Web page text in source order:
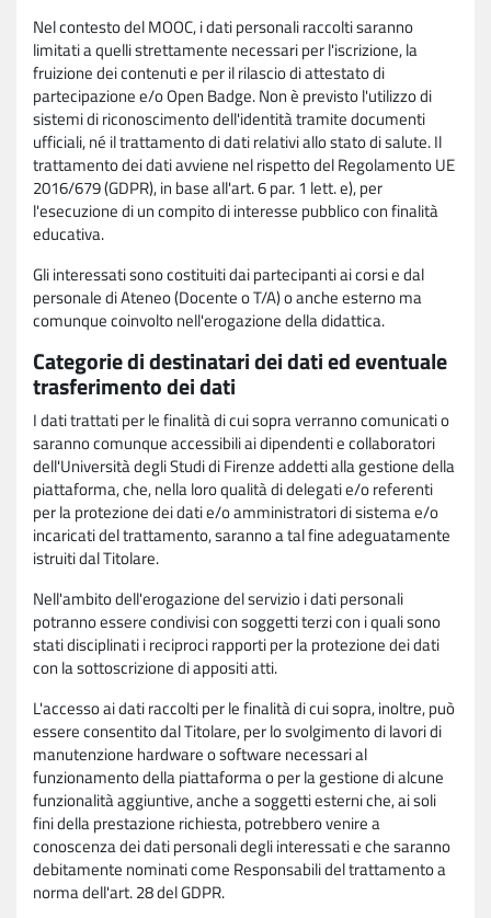
Nel contesto del MOOC, i dati personali raccolti saranno
limitati a quelli strettamente necessari per l'iscrizione, la
fruizione dei contenuti e per il rilascio di attestato di
partecipazione e/o Open Badge. Non è previsto l'utilizzo di
sistemi di riconoscimento dell'identità tramite documenti
ufficiali, né il trattamento di dati relativi allo stato di salute. Il
trattamento dei dati avviene nel rispetto del Regolamento UE
2016/679 (GDPR), in base all'art. 6 par. 1 lett. e), per
l'esecuzione di un compito di interesse pubblico con finalità
educativa.
Gli interessati sono costituiti dai partecipanti ai corsi e dal
personale di Ateneo (Docente o T/A) o anche esterno ma
comunque coinvolto nell'erogazione della didattica.
Categorie di destinatari dei dati ed eventuale
trasferimento dei dati
I dati trattati per le finalità di cui sopra verranno comunicati o
saranno comunque accessibili ai dipendenti e collaboratori
dell'Università degli Studi di Firenze addetti alla gestione della
piattaforma, che, nella loro qualità di delegati e/o referenti
per la protezione dei dati e/o amministratori di sistema e/o
incaricati del trattamento, saranno a tal fine adeguatamente
istruiti dal Titolare.
Nell'ambito dell'erogazione del servizio i dati personali
potranno essere condivisi con soggetti terzi con i quali sono
stati disciplinati i reciproci rapporti per la protezione dei dati
con la sottoscrizione di appositi atti.
L'accesso ai dati raccolti per le finalità di cui sopra, inoltre, può
essere consentito dal Titolare, per lo svolgimento di lavori di
manutenzione hardware o software necessari al
funzionamento della piattaforma o per la gestione di alcune
funzionalità aggiuntive, anche a soggetti esterni che, ai soli
fini della prestazione richiesta, potrebbero venire a
conoscenza dei dati personali degli interessati e che saranno
debitamente nominati come Responsabili del trattamento a
norma dell'art. 28 del GDPR.